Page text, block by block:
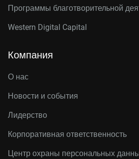
Программы благотворительной
Western Digital Capital
Компания
О нас
Новости и события
Лидерство
Корпоративная ответственность
Центр охраны персональных